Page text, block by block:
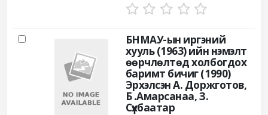
БНМАУ-ын иргэний
хууль (1963) ийн нэмэлт
өөрчлөлтөд холбогдох
баримт бичиг (1990)
Эрхэлсэн А. Доржготов,
Б .Амарсанаа, З.
Сүхбаатар